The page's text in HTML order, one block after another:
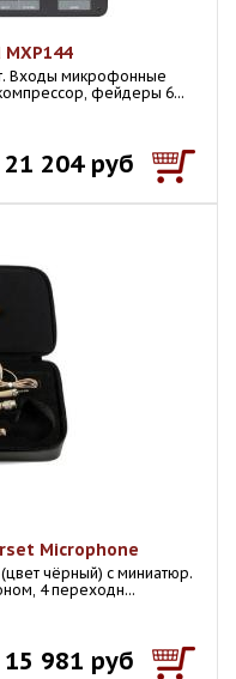
MXP144
Входы микрофонные
компрессор, фейдеры 6...
21 204 руб
Microphone
(цвет чёрный) с миниатюр.
4 переходн...
15 981 руб